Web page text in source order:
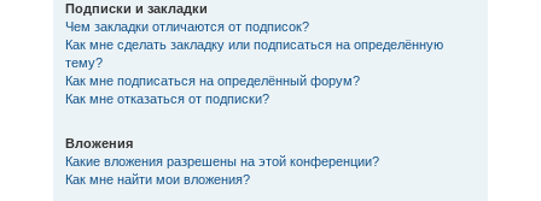
Подписки и закладки
Чем закладки отличаются от подписок?
Как мне сделать закладку или подписаться на определённую
тему?
Как мне подписаться на определённый форум?
Как мне отказаться от подписки?
Вложения
Какие вложения разрешены на этой конференции?
Как мне найти мои вложения?